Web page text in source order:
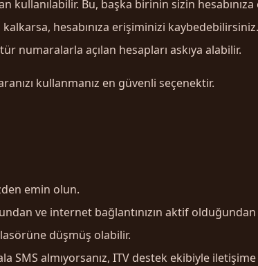
Bu, başka birinin sizin
hesabınıza erişiminizi kaybedebilirsiniz.
numaralarla açılan hesapları askıya alabilir.
kullanmanız en güvenli seçenektir.
emin olun.
ve internet bağlantınızın aktif
düşmüş olabilir.
SMS almıyorsanız, ITV destek ekibiyle